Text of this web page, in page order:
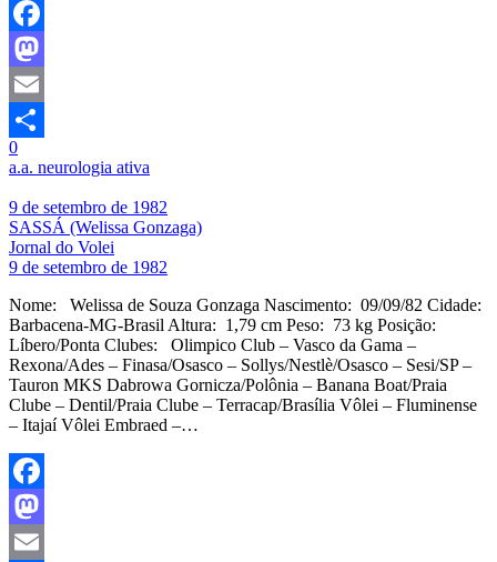
Facebook
Mastodon
Email
Share
0
a.a. neurologia ativa
9 de setembro de 1982
SASSÁ (Welissa Gonzaga)
Jornal do Volei
9 de setembro de 1982
Nome: Welissa de Souza Gonzaga Nascimento: 09/09/82 Cidade:
Barbacena-MG-Brasil Altura: 1,79 cm Peso: 73 kg Posição:
Líbero/Ponta Clubes: Olimpico Club – Vasco da Gama –
Rexona/Ades – Finasa/Osasco – Sollys/Nestlè/Osasco – Sesi/SP –
Tauron MKS Dabrowa Gornicza/Polônia – Banana Boat/Praia
Clube – Dentil/Praia Clube – Terracap/Brasília Vôlei – Fluminense
– Itajaí Vôlei Embraed –…
Facebook
Mastodon